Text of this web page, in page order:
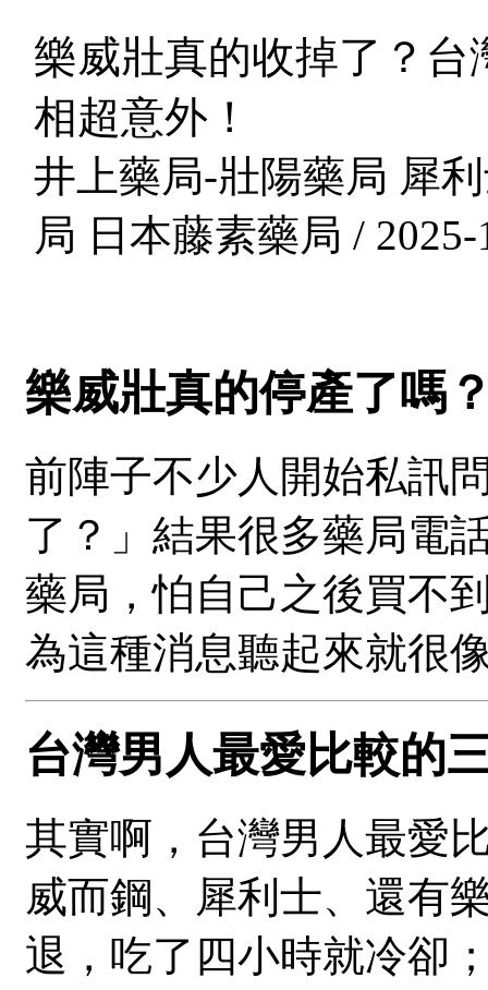
樂威壯真的收掉了？
相超意外！
井上藥局-壯陽藥局 犀
局 日本藤素藥局 / 2025-
樂威壯真的停產了嗎
前陣子不少人開始私訊
了？」結果很多藥局電
藥局，怕自己之後買不
為這種消息聽起來就很
台灣男人最愛比較的
其實啊，台灣男人最愛
威而鋼、犀利士、還有
退，吃了四小時就冷卻